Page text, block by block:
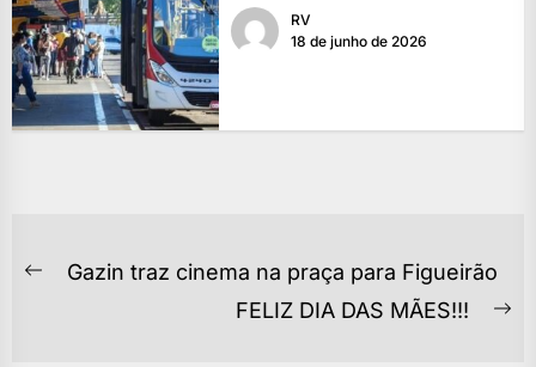
RV
18 de junho de 2026
NAVEGAÇÃO
Previous
Gazin traz cinema na praça para Figueirão
FELIZ DIA DAS MÃES!!!